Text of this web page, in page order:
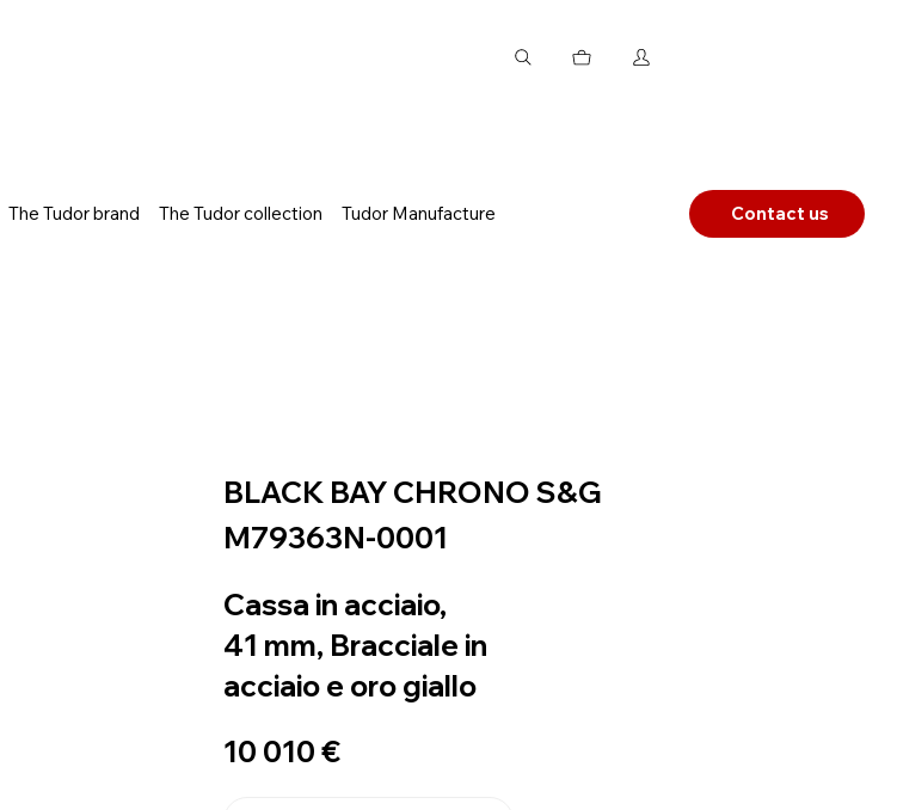
The Tudor brand The Tudor collection Tudor Manufacture Contact us
BLACK BAY CHRONO S&G
M79363N-0001
Cassa in acciaio,
41 mm, Bracciale in
acciaio e oro giallo
10 010 €